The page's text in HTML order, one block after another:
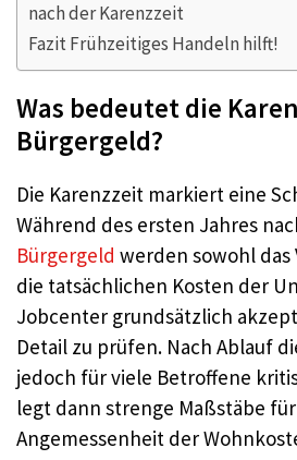
nach der Karenzzeit
Fazit Frühzeitiges Handeln hilft!
Was bedeutet die
Bürgergeld?
Die Karenzzeit markiert eine
Während des ersten Jahres
Bürgergeld werden sowohl das
die tatsächlichen Kosten der
Jobcenter grundsätzlich
Detail zu prüfen. Nach Ablauf
jedoch für viele Betroffene
legt dann strenge Maßstäbe
Angemessenheit der